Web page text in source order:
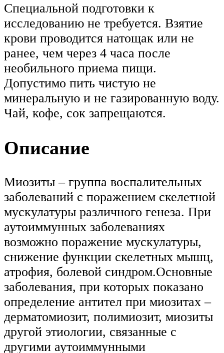
Специальной подготовки к
исследованию не требуется. Взятие
крови проводится натощак или не
ранее, чем через 4 часа после
необильного приема пищи.
Допустимо пить чистую не
минеральную и не газированную воду.
Чай, кофе, сок запрещаются.
Описание
Миозиты – группа воспалительных
заболеваний с поражением скелетной
мускулатуры различного генеза. При
аутоиммунных заболеваниях
возможно поражение мускулатуры,
снижение функции скелетных мышц,
атрофия, болевой синдром.Основные
заболевания, при которых показано
определение антител при миозитах –
дерматомиозит, полимиозит, миозиты
другой этиологии, связанные с
другими аутоиммунными